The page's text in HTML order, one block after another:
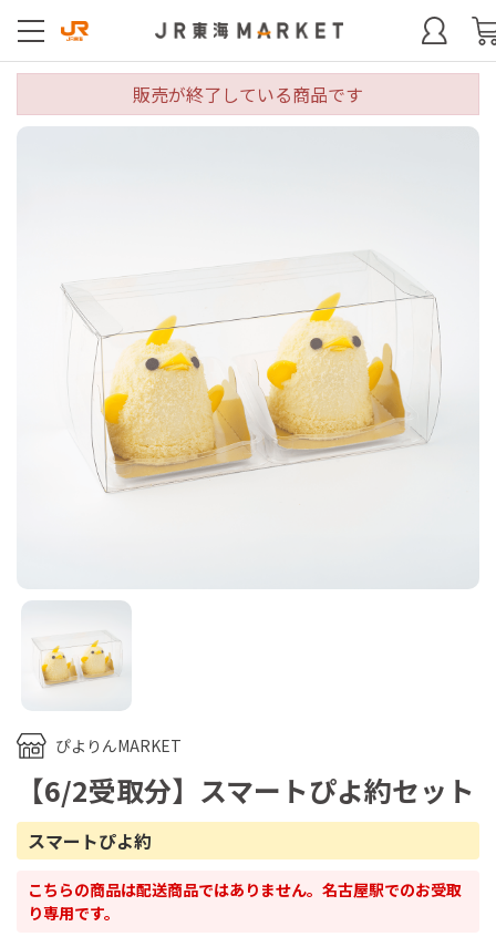
ぴよりんMARKET
【6/2受取分】スマートぴよ約セット
スマートぴよ約
こちらの商品は配送商品ではありません。名古屋駅でのお受取
り専用です。
販売が終了している商品です